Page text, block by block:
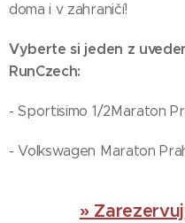
doma i v zahraničí!
Vyberte si jeden z
RunCzech:
- Sportisimo 1/2Maraton
- Volkswagen Maraton
»